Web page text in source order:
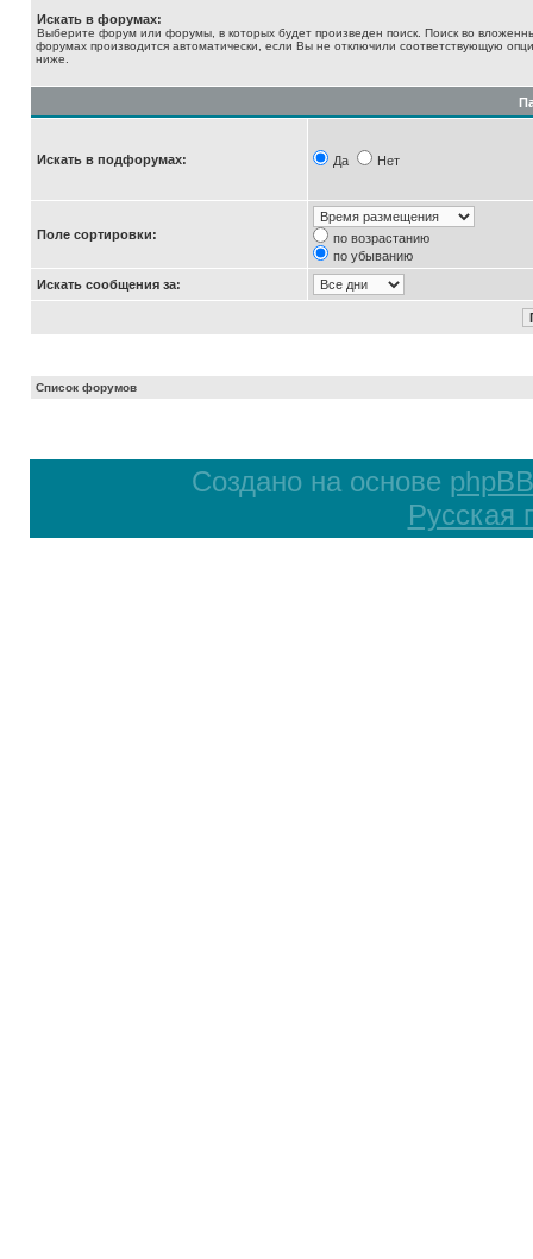
Искать в форумах:
Выберите форум или форумы, в которых будет произведен поиск. Поиск во
форумах производится автоматически, если Вы не отключили соответствующую
ниже.
Искать в подфорумах: Да Нет
Поле сортировки:
по возрастанию
по убыванию
Искать сообщения за:
Список форумов
Создано на основе phpBB
Русская